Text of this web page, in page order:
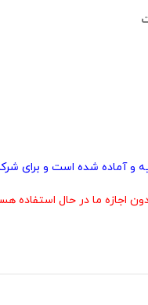
و آماده شده است و برای
ما در حال استفاده